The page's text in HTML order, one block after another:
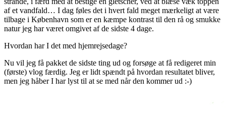
af et vandfald… I dag føles det i hvert fald meget mærkeligt at være
tilbage i København som er en kæmpe kontrast til den rå og smukke
natur jeg har været omgivet af de sidste 4 dage.
Hvordan har I det med hjemrejsedage?
Nu vil jeg få pakket de sidste ting ud og forsøge at få redigeret min
(første) vlog færdig. Jeg er lidt spændt på hvordan resultatet bliver,
men jeg håber I har lyst til at se med når den kommer ud :-)